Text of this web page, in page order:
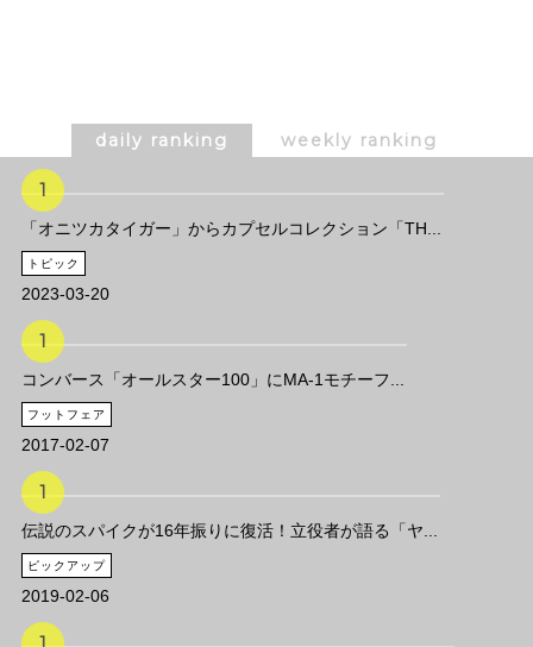
daily ranking weekly ranking
「オニツカタイガー」からカプセルコレクション「TH...
トピック
2023-03-20
コンバース「オールスター100」にMA-1モチーフ...
フットフェア
2017-02-07
伝説のスパイクが16年振りに復活！立役者が語る「ヤ...
ピックアップ
2019-02-06